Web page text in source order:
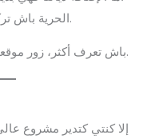
الحرية باش تركز على تطوير العمل ديالك بلا تعقيدات.
باش تعرف أكثر، زور.
إلا كنتي كتدير مشروع